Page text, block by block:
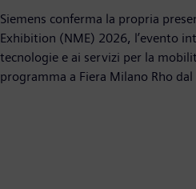
Siemens conferma la propria
Exhibition (NME) 2026, l’evento
tecnologie e ai servizi per la
programma a Fiera Milano Rho